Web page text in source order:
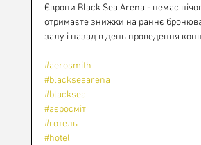
Європи Black Sea Arena - немає
отримаєте знижки на раннє
залу і назад в день проведення
#aerosmith
#blackseaarena
#blacksea
#аєросмiт
#готель
#hotel